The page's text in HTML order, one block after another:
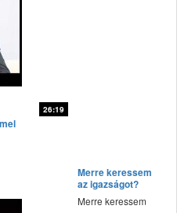
26:19
Merre keressem
az igazságot?
Merre keressem